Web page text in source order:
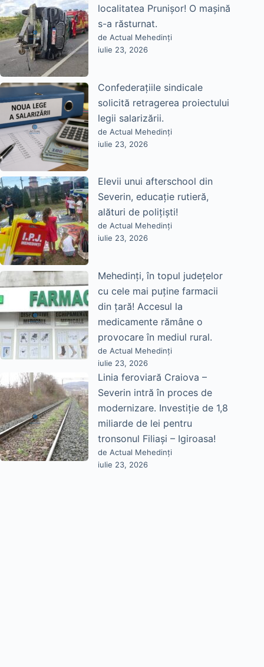
localitatea Prunișor! O mașină
s-a răsturnat.
de Actual Mehedinți
iulie 23, 2026
Confederațiile sindicale
solicită retragerea proiectului
legii salarizării.
de Actual Mehedinți
iulie 23, 2026
Elevii unui afterschool din
Severin, educație rutieră,
alături de polițiști!
de Actual Mehedinți
iulie 23, 2026
Mehedinți, în topul județelor
cu cele mai puține farmacii
din țară! Accesul la
medicamente rămâne o
provocare în mediul rural.
de Actual Mehedinți
iulie 23, 2026
Linia feroviară Craiova –
Severin intră în proces de
modernizare. Investiție de 1,8
miliarde de lei pentru
tronsonul Filiași – Igiroasa!
de Actual Mehedinți
iulie 23, 2026